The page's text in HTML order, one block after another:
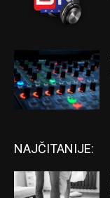
NAJČITANIJE: